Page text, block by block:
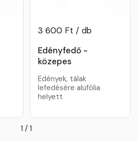
3 600 Ft / db
Edényfedő -
közepes
Edények, tálak
lefedésére alufólia
helyett
1 / 1